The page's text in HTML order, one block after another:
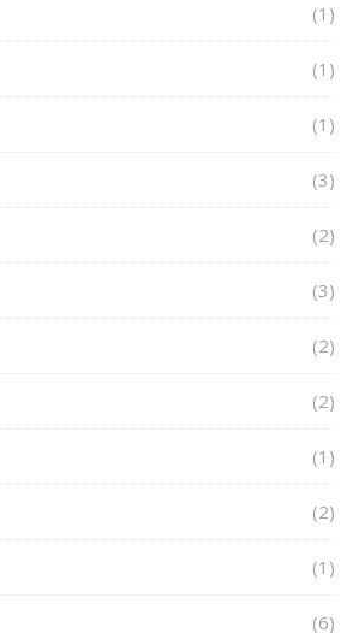
(1)
(1)
(1)
(3)
(2)
(3)
(2)
(2)
(1)
(2)
(1)
(6)